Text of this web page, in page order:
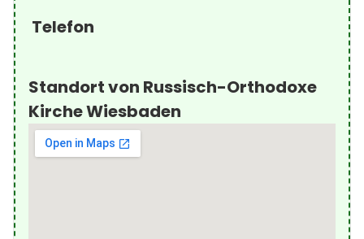
Telefon
Standort von Russisch-Orthodoxe
Kirche Wiesbaden